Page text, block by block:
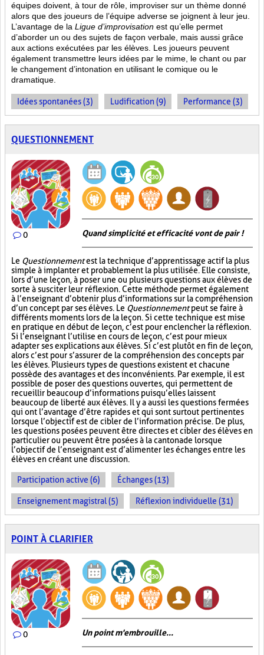
équipes doivent, à tour de rôle, improviser sur un thème donné
alors que des joueurs de l’équipe adverse se joignent à leur jeu.
L’avantage de la Ligue d’improvisation est qu’elle permet
d’aborder un ou des sujets de façon verbale, mais aussi grâce
aux actions exécutées par les élèves. Les joueurs peuvent
également transmettre leurs idées par le mime, le chant ou par
le changement d’intonation en utilisant le comique ou le
dramatique.
Idées spontanées (3) Ludification (9) Performance (3)
QUESTIONNEMENT
0 Quand simplicité et efficacité vont de pair !
Le Questionnementest la technique d’apprentissage actif la plus
simple à implanter et probablement la plus utilisée. Elle consiste,
lors d’une leçon, à poser une ou plusieurs questions aux élèves de
sorte à susciter leur réflexion. Cette méthode permet également
à l’enseignant d’obtenir plus d’informations sur la compréhension
d’un concept par ses élèves. Le Questionnementpeut se faire à
différents moments lors de la leçon. Si cette technique est mise
en pratique en début de leçon, c’est pour enclencher la réflexion.
Si l’enseignant l’utilise en cours de leçon, c’est pour mieux
adapter ses explications aux élèves. Si c’est plutôt en fin de leçon,
alors c’est pour s’assurer de la compréhension des concepts par
les élèves. Plusieurs types de questions existent et chacune
possède des avantages et des inconvénients. Par exemple, il est
possible de poser des questions ouvertes, qui permettent de
recueillir beaucoup d’informations puisqu’elles laissent
beaucoup de liberté aux élèves. Il y a aussi les questions fermées
qui ont l’avantage d’être rapides et qui sont surtout pertinentes
lorsque l’objectif est de cibler de l’information précise. De plus,
les questions posées peuvent être directes et cibler des élèves en
particulier ou peuvent être posées à la cantonade lorsque
l’objectif de l’enseignant est d’alimenter les échanges entre les
élèves en créant une discussion.
Participation active (6) Échanges (13)
Enseignement magistral (5) Réflexion individuelle (31)
POINT À CLARIFIER
0 Un point m'embrouille...